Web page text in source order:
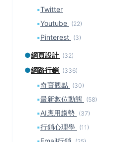
▪Twitter
▪Youtube (22)
▪Pinterest (3)
●網頁設計 (32)
●網路行銷 (336)
▪奇寶觀點 (30)
▪最新數位動態 (58)
▪AI應用趨勢 (37)
▪行銷心理學 (11)